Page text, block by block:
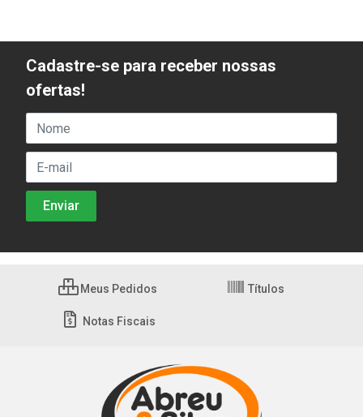
Cadastre-se para receber nossas
ofertas!
Meus Pedidos Títulos
Notas Fiscais